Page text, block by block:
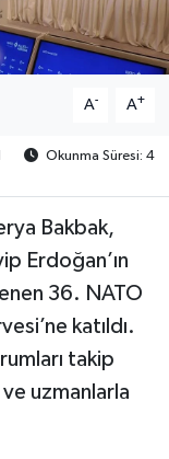
A- A+
Okunma Süresi: 4
Bakbak,
Erdoğan’ın
36. NATO
katıldı.
takip
uzmanlarla